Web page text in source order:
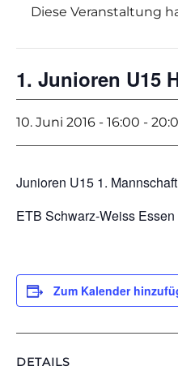
Diese Veranstaltung
1. Junioren U15
10. Juni 2016 - 16:00 -
Junioren U15 1.
ETB Schwarz-Weiss
Zum Kalender
DETAILS